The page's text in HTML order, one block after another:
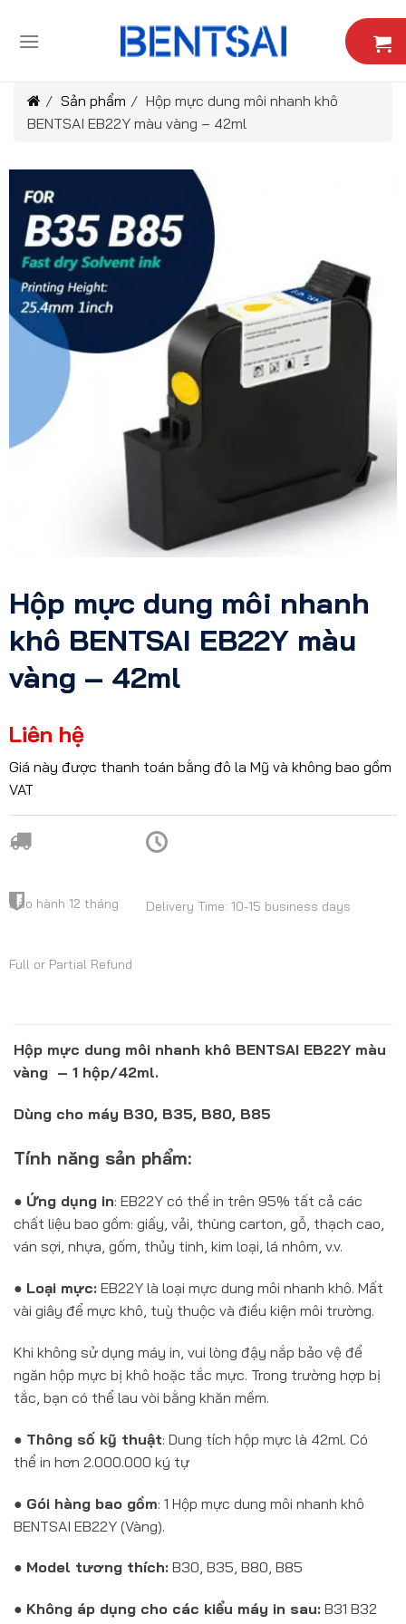
/ Sản phẩm / Hộp mực dung môi nhanh khô
BENTSAI EB22Y màu vàng – 42ml
Hộp mực dung môi nhanh
khô BENTSAI EB22Y màu
vàng – 42ml
Liên hệ
Giá này được thanh toán bằng đô la Mỹ và không bao gồm
VAT
Bảo hành 12 tháng Delivery Time: 10-15 business days
Full or Partial Refund
Hộp mực dung môi nhanh khô BENTSAI EB22Y màu
vàng – 1 hộp/42ml.
Dùng cho máy B30, B35, B80, B85
Tính năng sản phẩm:
● Ứng dụng in: EB22Y có thể in trên 95% tất cả các
chất liệu bao gồm: giấy, vải, thùng carton, gỗ, thạch cao,
ván sợi, nhựa, gốm, thủy tinh, kim loại, lá nhôm, v.v.
● Loại mực: EB22Y là loại mực dung môi nhanh khô. Mất
vài giây để mực khô, tuỳ thuộc và điều kiện môi trường.
Khi không sử dụng máy in, vui lòng đậy nắp bảo vệ để
ngăn hộp mực bị khô hoặc tắc mực. Trong trường hợp bị
tắc, bạn có thể lau vòi bằng khăn mềm.
● Thông số kỹ thuật: Dung tích hộp mực là 42ml. Có
thể in hơn 2.000.000 ký tự
● Gói hàng bao gồm: 1 Hộp mực dung môi nhanh khô
BENTSAI EB22Y (Vàng).
● Model tương thích: B30, B35, B80, B85
● Không áp dụng cho các kiểu máy in sau: B31 B32